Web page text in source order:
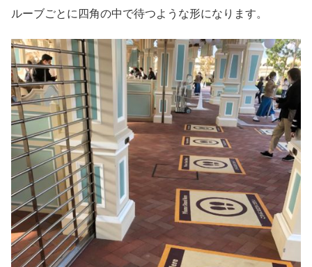
ルーブごとに四角の中で待つような形になります。